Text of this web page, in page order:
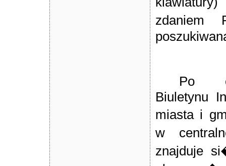
zdaniem
Po
Biuletynu
miasta i
w
znajduje